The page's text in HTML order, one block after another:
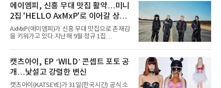
Chicago)의 알리안츠 스테이지에 올랐다”며
“총 14곡으로 구성된 세트리스트를 선사, 데뷔 7
년 차다운 노련한 무대 매너와 파워풀한 에너지
로 현장의 분위기를 압도했다”고 밝혔다.1991
년 시작된 ‘롤라팔루자’는 8개 스테이지, 170여
팀의 아티스트와 40만 명 이상의 관객이 운집하
코르티스 등 K팝 스타들이 출연진 명단에 이름
을 올렸다.이날 에스파는
에이엠피, 신흥 무대 맛집 활약…미니
2집 'HELLO AxMxP'로 이어갈 상승
세
AxMxP(에이엠피)가 신흥 무대 맛집으로 존재감
을 키워가고 있다.지난해 9월 정규 1집
AxMxP는 데뷔 전부터 버스킹과 각종 페스티벌,
공연 무대에 오르며 실전 경험을 쌓아왔다.이들
은 소속사 패밀리 콘서트를 비롯해 '뷰티풀 민트
라이프 2025', '2025 부산국제록페스티벌' 등 대
형 무대에 잇달아 출연해 당찬 에너지와 풋풋한
캣츠아이, EP ‘WILD’ 콘셉트 포토 공
개…낯설고 강렬한 변신
캣츠아이(KATSEYE)가 31일(한국시간) 공식 소